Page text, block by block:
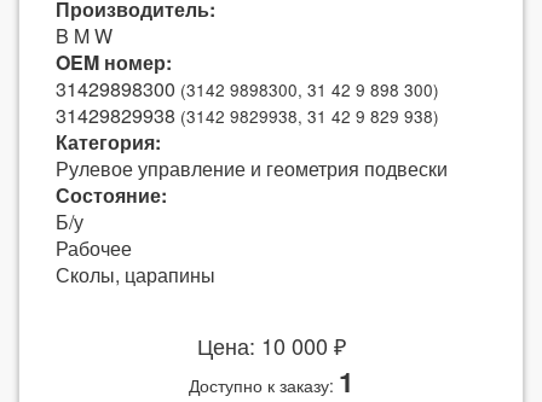
Производитель:
B M W
OEM номер:
31429898300 (3142 9898300, 31 42 9 898 300)
31429829938 (3142 9829938, 31 42 9 829 938)
Категория:
Рулевое управление и геометрия подвески
Состояние:
Б/у
Рабочее
Сколы, царапины
Цена: 10 000 ₽
Доступно к заказу: 1